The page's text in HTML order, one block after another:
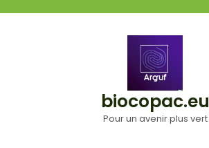
biocopac.eu
Pour un avenir plus vert